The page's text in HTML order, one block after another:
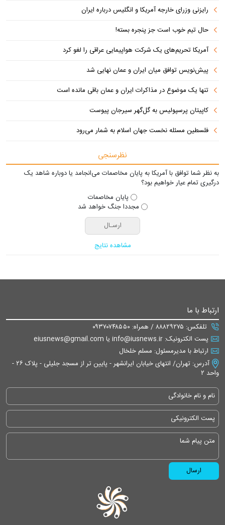
رایزنی وزرای خارجه آمریکا و انگلیس درباره ایران
حال تیم خوب است جز پنجره بسته!
آمریکا تحریم‌های یک شرکت هواپیمایی عراقی را لغو کرد
پیش‌نویس توافق میان ایران و عمان نهایی شد
تنها یک موضوع در مذاکرات ایران و عمان باقی مانده است
کاپیتان پرسپولیس به گل‌گهر سیرجان پیوست
فلسطین مسئله نخست جهان اسلام به شمار می‌رود
نظرسنجی
به نظر شما توافق با آمریکا به پایان مخاصمات می‌انجامد یا دوباره شاهد یک
درگیری تمام عیار خواهیم بود؟
پایان مخاصمات
مجددا جنگ خواهد شد
مشاهده نتایج
ارتباط با ما
تلفکس: ۸۸۸۲۹۲۷۵ / همراه: ۰۹۳۷۰۷۴۸۵۵۰
پست الکترونیک: info@iusnews.ir یا eiusnews@gmail.com
ارتباط با مدیرمسئول: مسلم خلخال
آدرس: تهران/ انتهای خیابان ایرانشهر - پایین تر از مسجد جلیلی - پلاک ۲۶ -
واحد ۲